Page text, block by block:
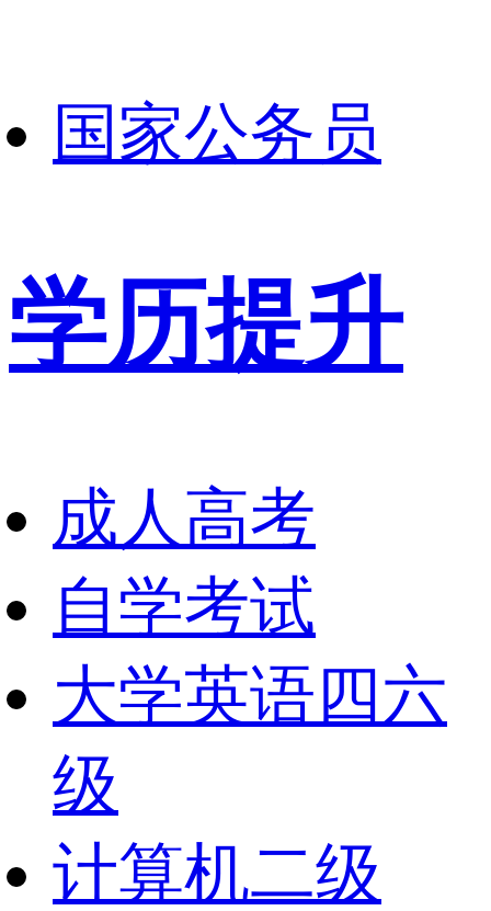
国家公务员
学历提升
成人高考
自学考试
大学英语四六
级
计算机二级